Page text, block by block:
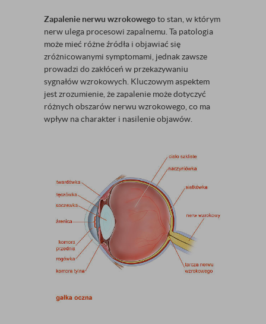
Zapalenie nerwu wzrokowegoto stan, w którym
nerw ulega procesowi zapalnemu. Ta patologia
może mieć różne źródła i objawiać się
zróżnicowanymi symptomami, jednak zawsze
prowadzi do zakłóceń w przekazywaniu
sygnałów wzrokowych. Kluczowym aspektem
jest zrozumienie, że zapalenie może dotyczyć
różnych obszarów nerwu wzrokowego, co ma
wpływ na charakter i nasilenie objawów.